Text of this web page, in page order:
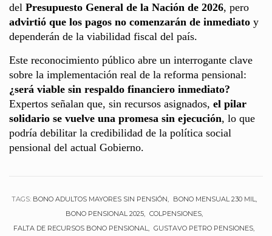
del Presupuesto General de la Nación de 2026, pero
advirtió que los pagos no comenzarán de inmediato y
dependerán de la viabilidad fiscal del país.
Este reconocimiento público abre un interrogante clave
sobre la implementación real de la reforma pensional:
¿será viable sin respaldo financiero inmediato?
Expertos señalan que, sin recursos asignados, el pilar
solidario se vuelve una promesa sin ejecución, lo que
podría debilitar la credibilidad de la política social
pensional del actual Gobierno.
TAGS: BONO ADULTOS MAYORES SIN PENSIÓN
BONO MENSUAL 230 MIL
BONO PENSIONAL 2025
COLPENSIONES
FALTA DE RECURSOS BONO PENSIONAL
GUSTAVO PETRO PENSIONES